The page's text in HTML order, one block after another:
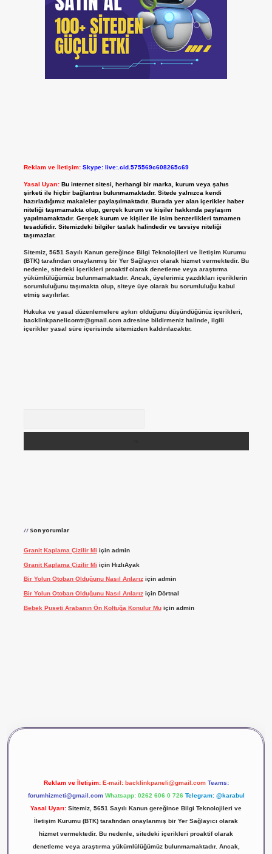
Reklam ve İletişim: Skype: live:.cid.575569c608265c69
Yasal Uyarı: Bu internet sitesi, herhangi bir marka, kurum veya şahıs
şirketi ile hiçbir bağlantısı bulunmamaktadır. Sitede yalnızca kendi
hazırladığımız makaleler paylaşılmaktadır. Burada yer alan içerikler haber
niteliği taşımamakta olup, gerçek kurum ve kişiler hakkında paylaşım
yapılmamaktadır. Gerçek kurum ve kişiler ile isim benzerlikleri tamamen
tesadüfidir. Sitemizdeki bilgiler taslak halindedir ve tavsiye niteliği
taşımazlar.
Sitemiz, 5651 Sayılı Kanun gereğince Bilgi Teknolojileri ve İletişim Kurumu
(BTK) tarafından onaylanmış bir Yer Sağlayıcı olarak hizmet vermektedir. Bu
nedenle, sitedeki içerikleri proaktif olarak denetleme veya araştırma
yükümlülüğümüz bulunmamaktadır. Ancak, üyelerimiz yazdıkları içeriklerin
sorumluluğunu taşımakta olup, siteye üye olarak bu sorumluluğu kabul
etmiş sayılırlar.
Hukuka ve yasal düzenlemelere aykırı olduğunu düşündüğünüz içerikleri,
backlinkpanelicomtr@gmail.comadresine bildirmeniz halinde, ilgili
içerikler yasal süre içerisinde sitemizden kaldırılacaktır.
Son yorumlar
Granit Kaplama Çizilir Mi için admin
Granit Kaplama Çizilir Mi için HızlıAyak
Bir Yolun Otoban Olduğunu Nasıl Anlarıziçin admin
Bir Yolun Otoban Olduğunu Nasıl Anlarıziçin Dörtnal
Bebek Puseti Arabanın Ön Koltuğa Konulur Muiçin admin
Reklam ve İletişim: E-mail: backlinkpaneli@gmail.com Teams:
forumhizmeti@gmail.com Whatsapp: 0262 606 0 726 Telegram: @karabul
Yasal Uyarı: Sitemiz, 5651 Sayılı Kanun gereğince Bilgi Teknolojileri ve
İletişim Kurumu (BTK) tarafından onaylanmış bir Yer Sağlayıcı olarak
hizmet vermektedir. Bu nedenle, sitedeki içerikleri proaktif olarak
denetleme veya araştırma yükümlülüğümüz bulunmamaktadır. Ancak,